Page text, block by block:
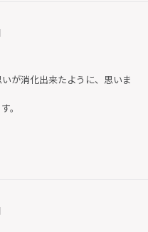
が消化出来たように、思いま
。